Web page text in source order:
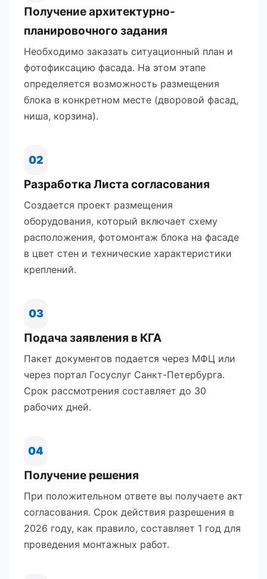
Получение архитектурно-
планировочного задания
Необходимо заказать ситуационный план и
фотофиксацию фасада. На этом этапе
определяется возможность размещения
блока в конкретном месте (дворовой фасад,
ниша, корзина).
02
Разработка Листа согласования
Создается проект размещения
оборудования, который включает схему
расположения, фотомонтаж блока на фасаде
в цвет стен и технические характеристики
креплений.
03
Подача заявления в КГА
Пакет документов подается через МФЦ или
через портал Госуслуг Санкт-Петербурга.
Срок рассмотрения составляет до 30
рабочих дней.
04
Получение решения
При положительном ответе вы получаете акт
согласования. Срок действия разрешения в
2026 году, как правило, составляет 1 год для
проведения монтажных работ.